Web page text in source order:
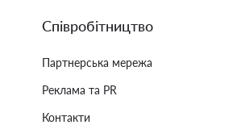
Співробітництво
Партнерська мережа
Реклама та PR
Контакти